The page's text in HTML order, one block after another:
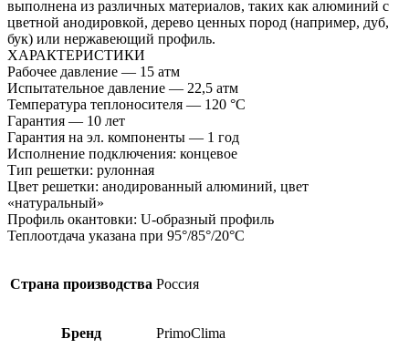
выполнена из различных материалов, таких как алюминий с
цветной анодировкой, дерево ценных пород (например, дуб,
бук) или нержавеющий профиль.
ХАРАКТЕРИСТИКИ
Рабочее давление — 15 атм
Испытательное давление — 22,5 атм
Температура теплоносителя — 120 °С
Гарантия — 10 лет
Гарантия на эл. компоненты — 1 год
Исполнение подключения: концевое
Тип решетки: рулонная
Цвет решетки: анодированный алюминий, цвет
«натуральный»
Профиль окантовки: U-образный профиль
Теплоотдача указана при 95°/85°/20°С
Страна производства Россия
Бренд PrimoClima